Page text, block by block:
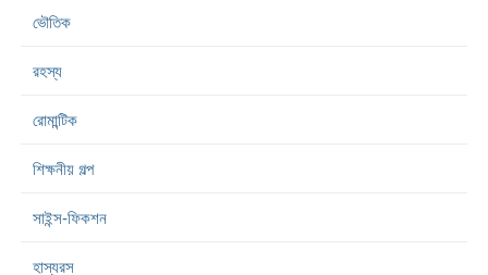
ভৌতিক
রহস্য
রোমান্টিক
শিক্ষনীয় গল্প
সাইন্স-ফিকশন
হাস্যরস